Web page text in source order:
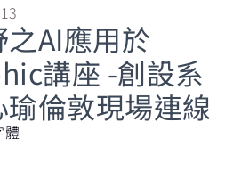
AI應用於
講座 -創設系
倫敦現場連線
體